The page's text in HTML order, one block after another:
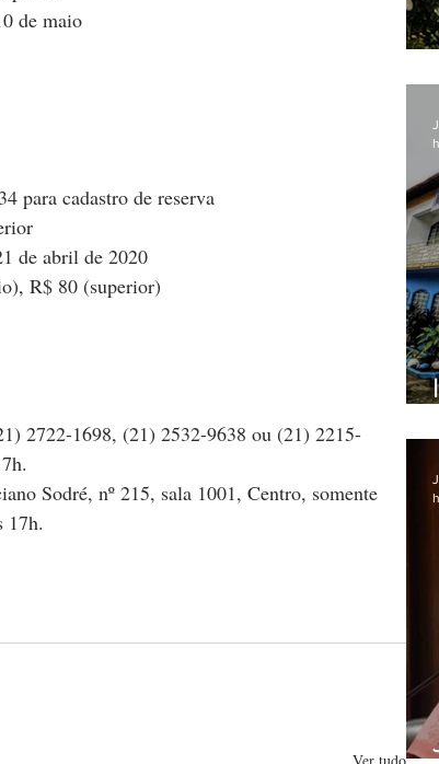
de maio
para cadastro de reserva
de abril de 2020
R$ 80 (superior)
2722-1698, (21) 2532-9638 ou (21) 2215-
Sodré, nº 215, sala 1001, Centro, somente
17h.